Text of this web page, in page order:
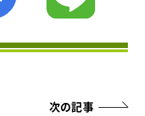
次の記事